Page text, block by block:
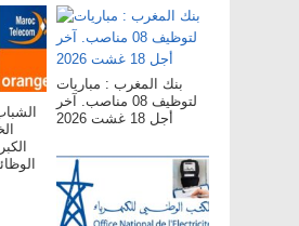
بنك المغرب : مباريات
لتوظيف 08 مناصب. آخر
أجل 18 غشت 2026